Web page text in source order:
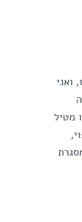
ואני
מטיל